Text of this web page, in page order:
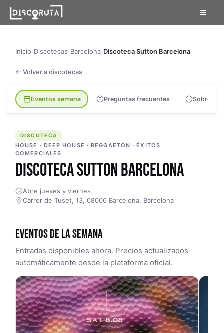
content
Inicio Discotecas Barcelona Discoteca Sutton Barcelona
← Volver a discotecas
DISCOTECA
Eventos semana Preguntas frecuentes Sobre la
DISCOTECA
HOUSE · DEEP HOUSE · REGGAETÓN · ÉXITOS
COMERCIALES
DISCOTECA SUTTON BARCELONA
Abre jueves y viernes
Carrer de Tuset, 13, 08006 Barcelona, Barcelona
EVENTOS DE LA SEMANA
Entradas disponibles ahora. Precios actualizados
automáticamente desde la plataforma oficial.